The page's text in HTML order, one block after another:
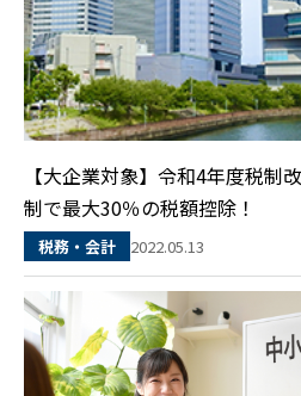
【大企業対象】令和4年度税制
制で最大30％の税額控除！
税務・会計 2022.05.13